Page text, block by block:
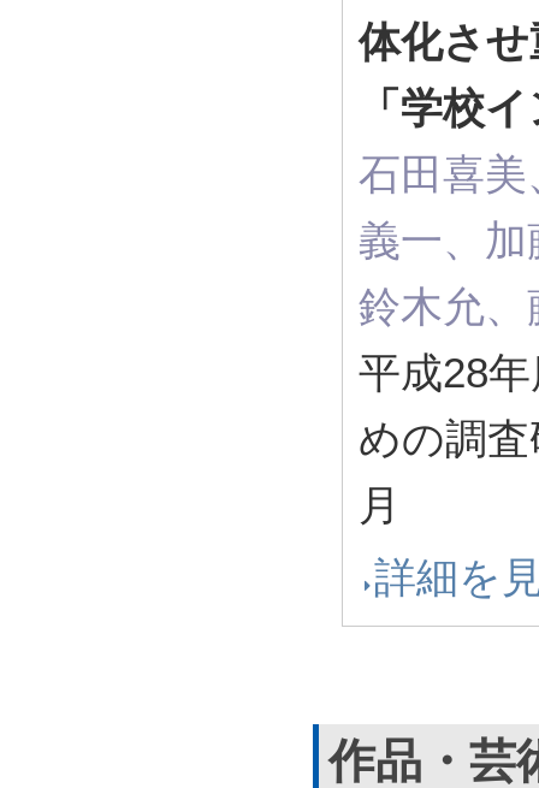
体化さ
「学校
石田喜
義一、
鈴木允
平成28
めの調
月
詳細を
作品・芸